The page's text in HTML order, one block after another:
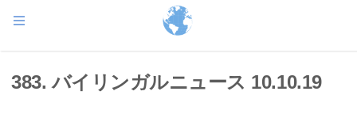
383. バイリンガルニュース 10.10.19